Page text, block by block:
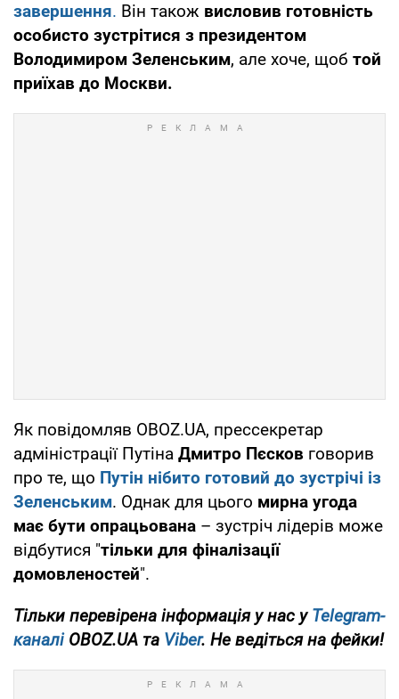
завершення. Він також висловив готовність
особисто зустрітися з президентом
Володимиром Зеленським, але хоче, щоб той
приїхав до Москви.
Як повідомляв OBOZ.UA, прессекретар
адміністрації Путіна Дмитро Пєсков говорив
про те, що Путін нібито готовий до зустрічі із
Зеленським. Однак для цього мирна угода
має бути опрацьована – зустріч лідерів може
відбутися "тільки для фіналізації
домовленостей".
Тільки перевірена інформація у нас уTelegram-
каналіOBOZ.UA та Viber. Не ведіться на фейки!